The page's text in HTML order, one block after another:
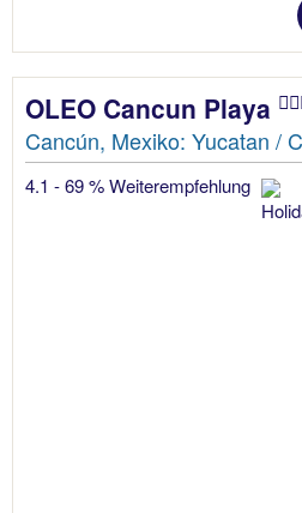
OLEO Cancun Playa
Cancún, Mexiko: Yucatan /
4.1 - 69 % Weiterempfehlung